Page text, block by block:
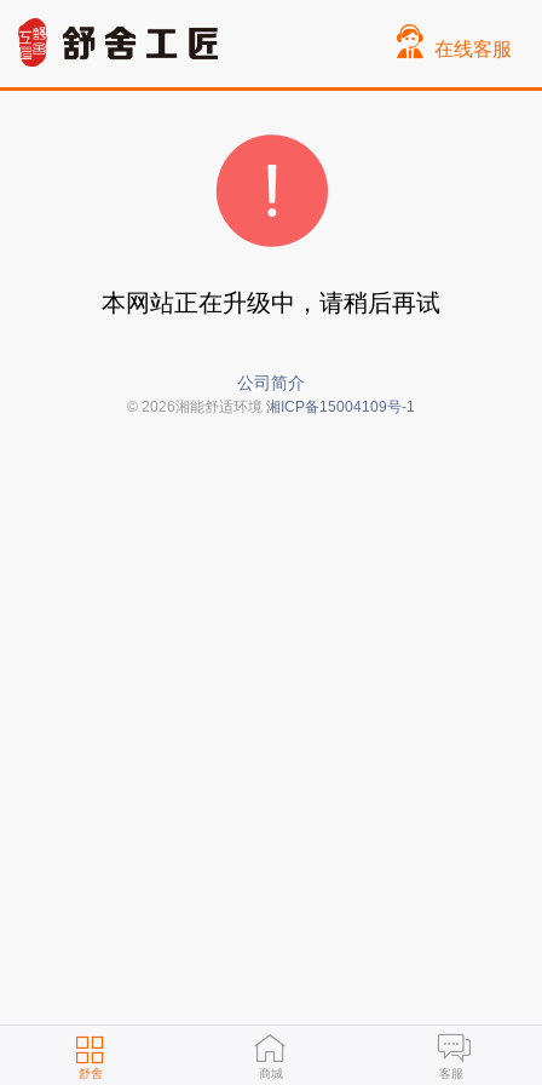
舒舍 商城 客服
在线客服
本网站正在升级中，请稍后再试
公司简介
© 2026湘能舒适环境 湘ICP备15004109号-1